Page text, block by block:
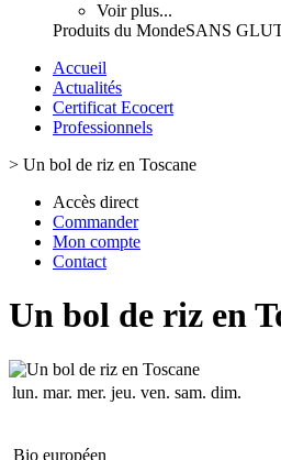
Voir plus...
Produits du MondeSANS
Accueil
Actualités
Certificat Ecocert
Professionnels
> Un bol de riz en Toscane
Accès direct
Commander
Mon compte
Contact
Un bol de riz en
lun. mar. mer. jeu. ven. sam. dim.
Bio européen